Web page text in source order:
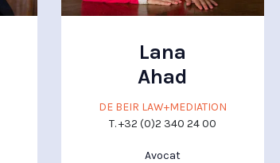
Lana
Ahad
DE BEIR LAW+MEDIATION
T. +32 (0)2 340 24 00
Avocat